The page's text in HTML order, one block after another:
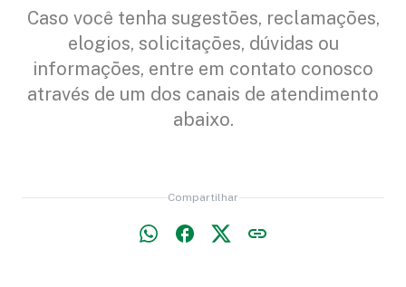
Caso você tenha sugestões, reclamações,
elogios, solicitações, dúvidas ou
informações, entre em contato conosco
através de um dos canais de atendimento
abaixo.
Compartilhar